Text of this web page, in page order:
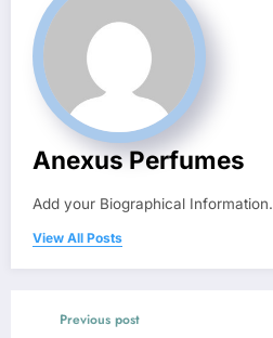
Anexus Perfumes
Add your Biographical Information.
View All Posts
Previous post